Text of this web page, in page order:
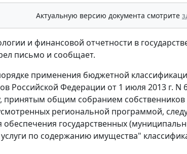
Актуальную версию документа смотрите
и финансовой отчетности в
письмо и сообщает.
применения бюджетной
Российской Федерации от 1 июля 2013 г. N
принятым общим собранием собственников
региональной программой,
обеспечения государственных
по содержанию имущества"